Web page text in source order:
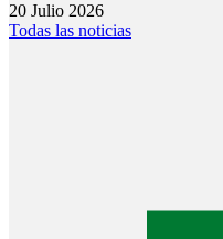
20 Julio 2026
Todas las noticias